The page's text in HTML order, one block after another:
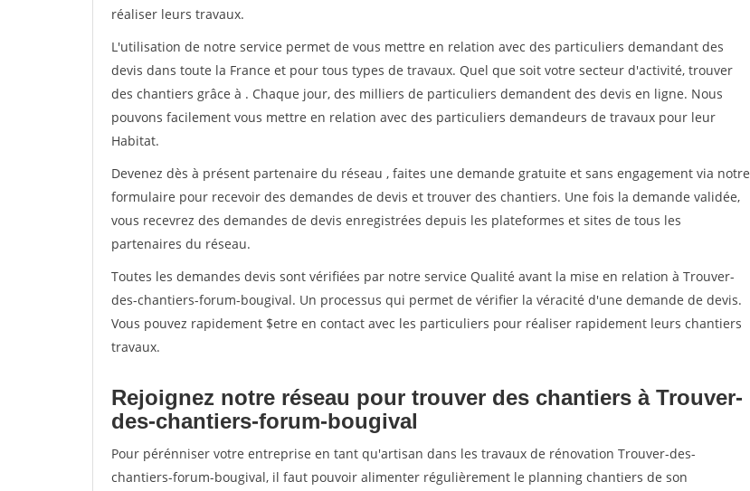
réaliser leurs travaux.
L'utilisation de notre service permet de vous mettre en relation avec des particuliers demandant des
devis dans toute la France et pour tous types de travaux. Quel que soit votre secteur d'activité, trouver
des chantiers grâce à . Chaque jour, des milliers de particuliers demandent des devis en ligne. Nous
pouvons facilement vous mettre en relation avec des particuliers demandeurs de travaux pour leur
Habitat.
Devenez dès à présent partenaire du réseau , faites une demande gratuite et sans engagement via notre
formulaire pour recevoir des demandes de devis et trouver des chantiers. Une fois la demande validée,
vous recevrez des demandes de devis enregistrées depuis les plateformes et sites de tous les
partenaires du réseau.
Toutes les demandes devis sont vérifiées par notre service Qualité avant la mise en relation à Trouver-
des-chantiers-forum-bougival. Un processus qui permet de vérifier la véracité d'une demande de devis.
Vous pouvez rapidement $etre en contact avec les particuliers pour réaliser rapidement leurs chantiers
travaux.
Rejoignez notre réseau pour trouver des chantiers à Trouver-
des-chantiers-forum-bougival
Pour pérénniser votre entreprise en tant qu'artisan dans les travaux de rénovation Trouver-des-
chantiers-forum-bougival, il faut pouvoir alimenter régulièrement le planning chantiers de son